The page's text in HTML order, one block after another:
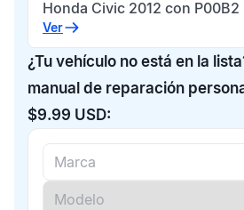
Honda Civic 2012 con P00B2
Ver
¿Tu vehículo no está en la
manual de reparación
$9.99 USD: